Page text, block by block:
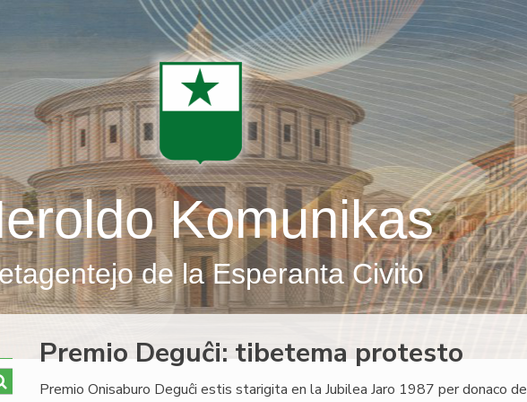
Komunikas
de la Esperanta Civito
Premio Deguĉi: tibetema protesto
Premio Onisaburo Deguĉi estis starigita en la Jubilea Jaro 1987 per donaco de